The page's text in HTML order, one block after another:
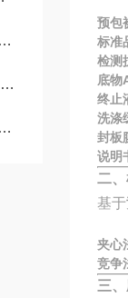
预包
标准
检测
底物
终止
洗涤
封板
说明
二
基于
夹心
竞争
三